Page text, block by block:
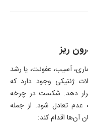
ریز
آسیب، عفونت، یا رشد
ژنتیکی وجود دارد که
قرار دهد. شکست در چرخه
عدم تعادل شود. از جمله
آن‌ها اقدام کند: